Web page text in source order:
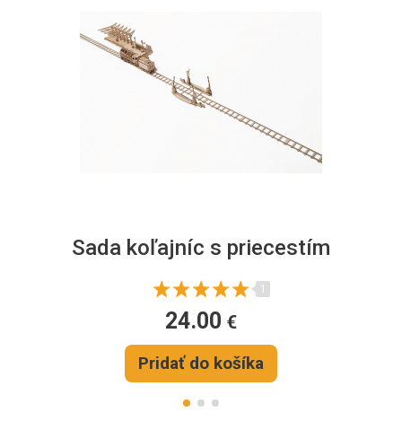
Sada koľajníc s priecestím
1
24.00 €
Pridať do košíka